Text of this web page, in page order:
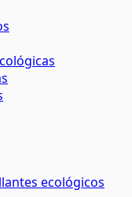
ecológicos